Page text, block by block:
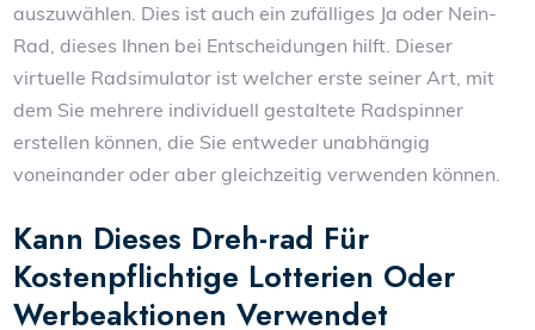
auszuwählen. Dies ist auch ein zufälliges Ja oder Nein-
Rad, dieses Ihnen bei Entscheidungen hilft. Dieser
virtuelle Radsimulator ist welcher erste seiner Art, mit
dem Sie mehrere individuell gestaltete Radspinner
erstellen können, die Sie entweder unabhängig
voneinander oder aber gleichzeitig verwenden können.
Kann Dieses Dreh-rad Für
Kostenpflichtige Lotterien Oder
Werbeaktionen Verwendet